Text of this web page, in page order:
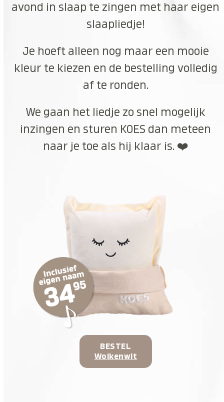
avond in slaap te zingen met haar eigen
slaapliedje!
Je hoeft alleen nog maar een mooie
kleur te kiezen en de bestelling volledig
af te ronden.
We gaan het liedje zo snel mogelijk
inzingen en sturen KOES dan meteen
naar je toe als hij klaar is. ❤️
BESTEL
Wolkenwit